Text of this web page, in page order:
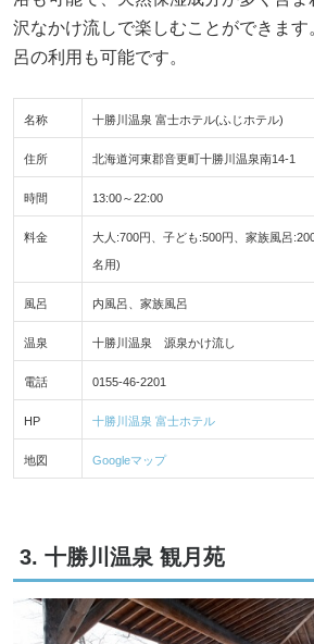
沢なかけ流しで楽しむことができま
呂の利用も可能です。
名称 十勝川温泉 富士ホテル(ふじホテル)
住所 北海道河東郡音更町十勝川温泉南14-1
時間 13:00～22:00
料金 大人:700円、子ども:500円、家族風呂
名用)
風呂 内風呂、家族風呂
温泉 十勝川温泉 源泉かけ流し
電話 0155-46-2201
HP 十勝川温泉 富士ホテル
地図 Googleマップ
3. 十勝川温泉 観月苑